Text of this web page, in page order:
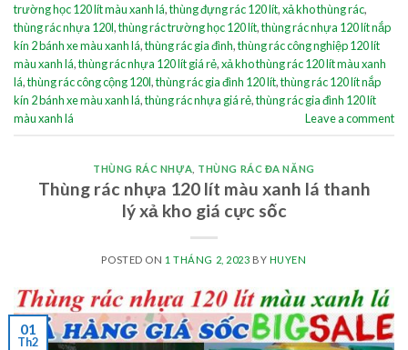
trường học 120 lít màu xanh lá,thùng đựng rác 120 lít,xả kho thùng rác,
thùng rác nhựa 120l,thùng rác trường học 120 lít,thùng rác nhựa 120 lít nắp
kín 2 bánh xe màu xanh lá,thùng rác gia đình,thùng rác công nghiệp 120 lít
màu xanh lá,thùng rác nhựa 120 lít giá rẻ,xả kho thùng rác 120 lít màu xanh
lá,thùng rác công cộng 120l,thùng rác gia đình 120 lít,thùng rác 120 lít nắp
kín 2 bánh xe màu xanh lá,thùng rác nhựa giá rẻ,thùng rác gia đình 120 lít
màu xanh lá
Leave a comment
THÙNG RÁC NHỰA THÙNG RÁC ĐA NĂNG
Thùng rác nhựa 120 lít màu xanh lá thanh
lý xả kho giá cực sốc
POSTED ON 1 THÁNG 2, 2023 BY HUYEN
01
Th2